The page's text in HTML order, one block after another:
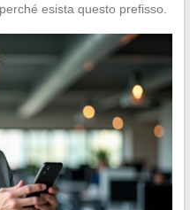
esista questo prefisso.